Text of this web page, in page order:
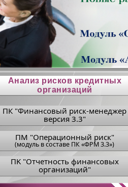
Анализ рисков кредитных
организаций
ПК "Финансовый риск-менеджер
версия 3.3"
ПM "Операционный риск"
(модуль в составе ПК «ФРМ 3.3»)
ПK "Отчетность финансовых
организаций"